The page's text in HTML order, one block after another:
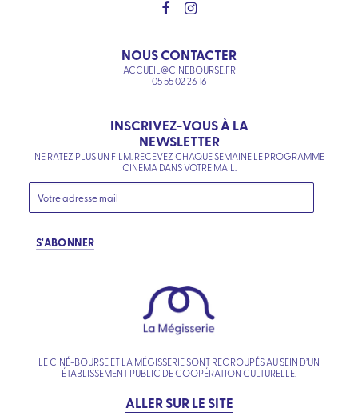
NOUS CONTACTER
ACCUEIL@CINEBOURSE.FR
05 55 02 26 16
INSCRIVEZ-VOUS À LA
NEWSLETTER
NE RATEZ PLUS UN FILM. RECEVEZ CHAQUE SEMAINE LE PROGRAMME
CINÉMA DANS VOTRE MAIL.
S'ABONNER
LE CINÉ-BOURSE ET LA MÉGISSERIE SONT REGROUPÉS AU SEIN D’UN
ÉTABLISSEMENT PUBLIC DE COOPÉRATION CULTURELLE.
ALLER SUR LE SITE